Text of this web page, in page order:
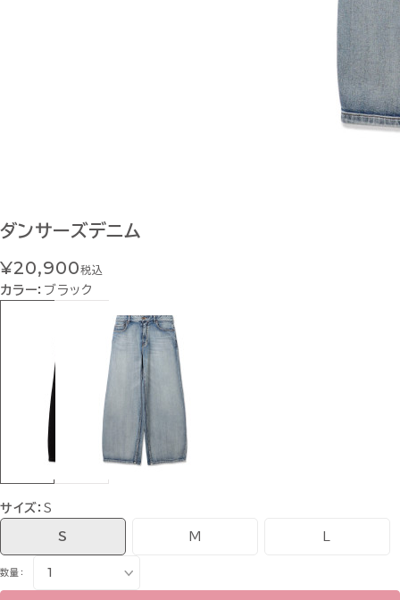
ダンサーズデニム
¥20,900税込
カラー： ブラック
サイズ：S
S M
数量：